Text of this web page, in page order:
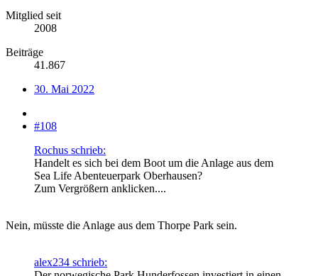
Mitglied seit
2008
Beiträge
41.867
30. Mai 2022
#108
Rochus schrieb:
Handelt es sich bei dem Boot um die Anlage aus dem
Sea Life Abenteuerpark Oberhausen?
Zum Vergrößern anklicken....
Nein, müsste die Anlage aus dem Thorpe Park sein.
alex234 schrieb: